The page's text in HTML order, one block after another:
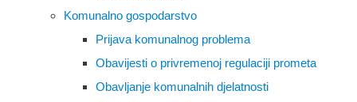
Komunalno gospodarstvo
Prijava komunalnog problema
Obavijesti o privremenoj regulaciji prometa
Obavljanje komunalnih djelatnosti